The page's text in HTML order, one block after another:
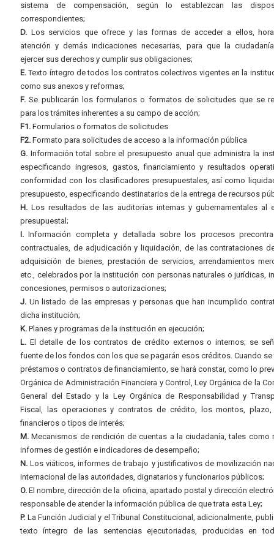
sistema de compensación, según lo establezcan las
correspondientes;
D. Los servicios que ofrece y las formas de acceder a ellos,
atención y demás indicaciones necesarias, para que la
ejercer sus derechos y cumplir sus obligaciones;
E.Texto íntegro de todos los contratos colectivos vigentes en la
como sus anexos y reformas;
F. Se publicarán los formularios o formatos de solicitudes que se
para los trámites inherentes a su campo de acción;
F1. Formularios o formatos de solicitudes
F2. Formato para solicitudes de acceso a la información pública
G. Información total sobre el presupuesto anual que administra la
especificando ingresos, gastos, financiamiento y resultados
conformidad con los clasificadores presupuestales, así como
presupuesto, especificando destinatarios de la entrega de recursos
H. Los resultados de las auditorías internas y gubernamentales al
presupuestal;
I. Información completa y detallada sobre los procesos
contractuales, de adjudicación y liquidación, de las contrataciones
adquisición de bienes, prestación de servicios, arrendamientos
etc., celebrados por la institución con personas naturales o jurídicas,
concesiones, permisos o autorizaciones;
J. Un listado de las empresas y personas que han incumplido
dicha institución;
K. Planes y programas de la institución en ejecución;
L. El detalle de los contratos de crédito externos o internos; se
fuente de los fondos con los que se pagarán esos créditos. Cuando se
préstamos o contratos de financiamiento, se hará constar, como lo
Orgánica de Administración Financiera y Control, Ley Orgánica de la
General del Estado y la Ley Orgánica de Responsabilidad y
Fiscal, las operaciones y contratos de crédito, los montos,
financieros o tipos de interés;
M. Mecanismos de rendición de cuentas a la ciudadanía, tales como
informes de gestión e indicadores de desempeño;
N. Los viáticos, informes de trabajo y justificativos de movilización
internacional de las autoridades, dignatarios y funcionarios públicos;
O. El nombre, dirección de la oficina, apartado postal y dirección
responsable de atender la información pública de que trata esta Ley;
P. La Función Judicial y el Tribunal Constitucional, adicionalmente,
texto íntegro de las sentencias ejecutoriadas, producidas en